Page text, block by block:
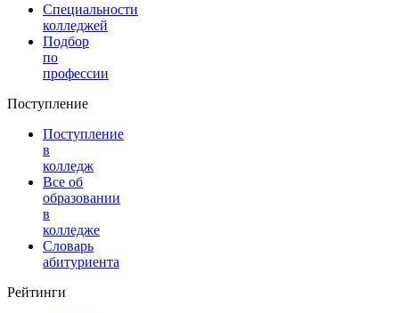
Специальности
колледжей
Подбор
по
профессии
Поступление
Поступление
в
колледж
Все об
образовании
в
колледже
Словарь
абитуриента
Рейтинги